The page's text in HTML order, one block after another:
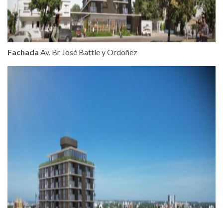
Fachada Av. Br José Battle y Ordoñez